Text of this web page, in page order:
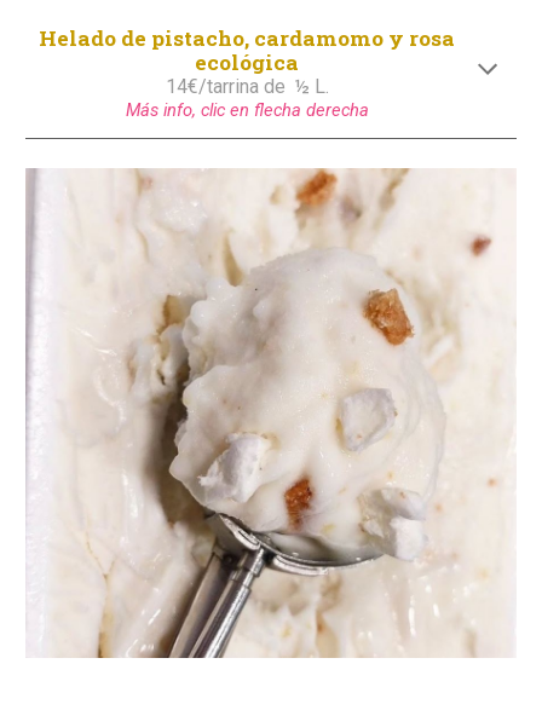
Helado de pistacho, cardamomo y rosa
ecológica
14€/tarrina de ½ L.
Más info, clic en flecha derecha